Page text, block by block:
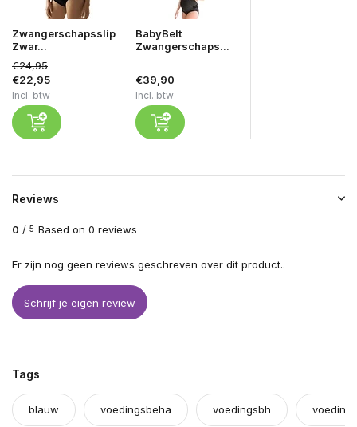
Zwangerschapsslip
Zwar...
€24,95
€22,95
Incl. btw
BabyBelt
Zwangerschaps...
€39,90
Incl. btw
Reviews
0 / 5 Based on 0 reviews
Er zijn nog geen reviews geschreven over dit product..
Schrijf je eigen review
Tags
blauw voedingsbeha voedingsbh